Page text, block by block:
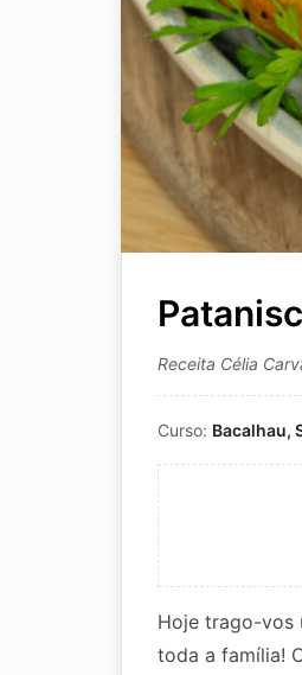
Receita Célia
Curso: Bacalhau,
Hoje trago-vos
toda a família!